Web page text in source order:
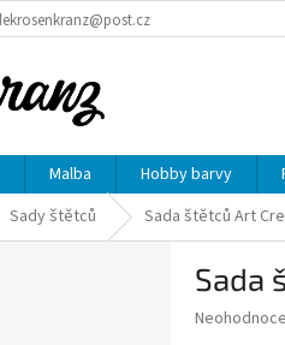
Malba Hobby barvy
Sady štětců Sada štětců Art
Sada
Průměrné